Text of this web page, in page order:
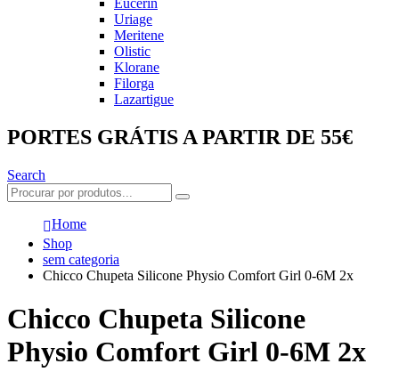
Eucerin
Uriage
Meritene
Olistic
Klorane
Filorga
Lazartigue
PORTES GRÁTIS A PARTIR DE 55€
Search
Home
Shop
sem categoria
Chicco Chupeta Silicone Physio Comfort Girl 0-6M 2x
Chicco Chupeta Silicone
Physio Comfort Girl 0-6M 2x